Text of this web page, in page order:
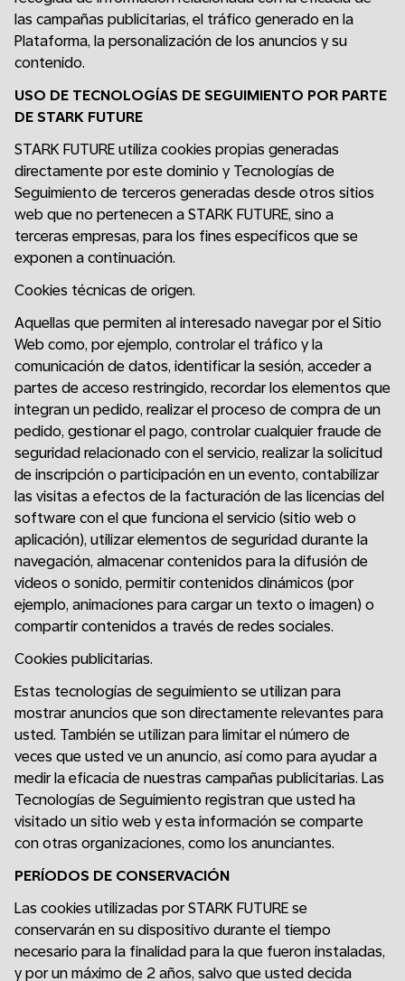
las campañas publicitarias, el tráfico generado en la
Plataforma, la personalización de los anuncios y su
contenido.
USO DE TECNOLOGÍAS DE SEGUIMIENTO POR PARTE
DE STARK FUTURE
STARK FUTURE utiliza cookies propias generadas
directamente por este dominio y Tecnologías de
Seguimiento de terceros generadas desde otros sitios
web que no pertenecen a STARK FUTURE, sino a
terceras empresas, para los fines específicos que se
exponen a continuación.
Cookies técnicas de origen.
Aquellas que permiten al interesado navegar por el Sitio
Web como, por ejemplo, controlar el tráfico y la
comunicación de datos, identificar la sesión, acceder a
partes de acceso restringido, recordar los elementos que
integran un pedido, realizar el proceso de compra de un
pedido, gestionar el pago, controlar cualquier fraude de
seguridad relacionado con el servicio, realizar la solicitud
de inscripción o participación en un evento, contabilizar
las visitas a efectos de la facturación de las licencias del
software con el que funciona el servicio (sitio web o
aplicación), utilizar elementos de seguridad durante la
navegación, almacenar contenidos para la difusión de
videos o sonido, permitir contenidos dinámicos (por
ejemplo, animaciones para cargar un texto o imagen) o
compartir contenidos a través de redes sociales.
Cookies publicitarias.
Estas tecnologías de seguimiento se utilizan para
mostrar anuncios que son directamente relevantes para
usted. También se utilizan para limitar el número de
veces que usted ve un anuncio, así como para ayudar a
medir la eficacia de nuestras campañas publicitarias. Las
Tecnologías de Seguimiento registran que usted ha
visitado un sitio web y esta información se comparte
con otras organizaciones, como los anunciantes.
PERÍODOS DE CONSERVACIÓN
Las cookies utilizadas por STARK FUTURE se
conservarán en su dispositivo durante el tiempo
necesario para la finalidad para la que fueron instaladas,
y por un máximo de 2 años, salvo que usted decida